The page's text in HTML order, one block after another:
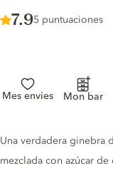
Score :
7.9/ 10
5 puntuaciones
Mes envies Mon bar
Gin description
Una verdadera ginebra
mezclada con azúcar de